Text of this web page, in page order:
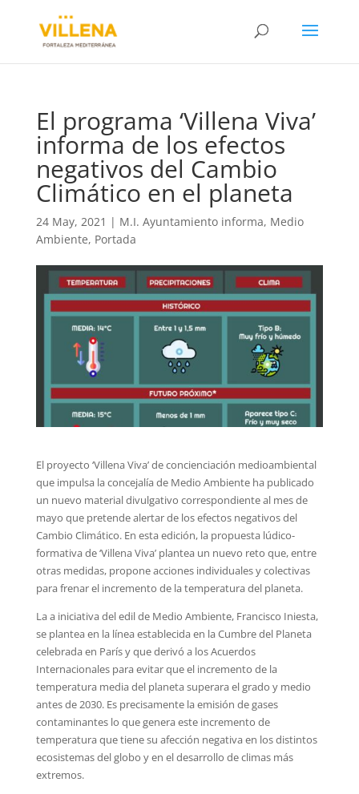
El programa ‘Villena Viva’
informa de los efectos
negativos del Cambio
Climático en el planeta
24 May, 2021 | M.I. Ayuntamiento informa, Medio
Ambiente, Portada
El proyecto ‘Villena Viva’ de concienciación medioambiental
que impulsa la concejalía de Medio Ambiente ha publicado
un nuevo material divulgativo correspondiente al mes de
mayo que pretende alertar de los efectos negativos del
Cambio Climático. En esta edición, la propuesta lúdico-
formativa de ‘Villena Viva’ plantea un nuevo reto que, entre
otras medidas, propone acciones individuales y colectivas
para frenar el incremento de la temperatura del planeta.
La a iniciativa del edil de Medio Ambiente, Francisco Iniesta,
se plantea en la línea establecida en la Cumbre del Planeta
celebrada en París y que derivó a los Acuerdos
Internacionales para evitar que el incremento de la
temperatura media del planeta superara el grado y medio
antes de 2030. Es precisamente la emisión de gases
contaminantes lo que genera este incremento de
temperatura que tiene su afección negativa en los distintos
ecosistemas del globo y en el desarrollo de climas más
extremos.